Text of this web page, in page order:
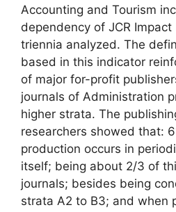
Accounting and Tourism
dependency of JCR
triennia analyzed. The
based in this indicator
of major for-profit
journals of Administration
higher strata. The
researchers showed that:
production occurs in
itself; being about 2/3 of
journals; besides being
strata A2 to B3; and when